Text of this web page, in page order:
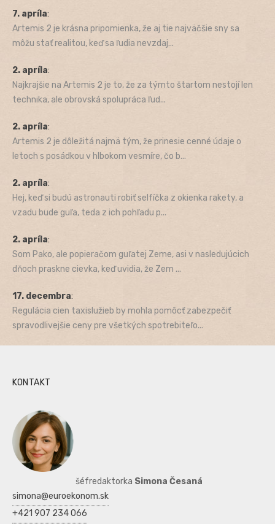
7. apríla:
Artemis 2 je krásna pripomienka, že aj tie najväčšie sny sa
môžu stať realitou, keď sa ľudia nevzdaj...
2. apríla:
Najkrajšie na Artemis 2 je to, že za týmto štartom nestojí len
technika, ale obrovská spolupráca ľud...
2. apríla:
Artemis 2 je dôležitá najmä tým, že prinesie cenné údaje o
letoch s posádkou v hlbokom vesmíre, čo b...
2. apríla:
Hej, keď si budú astronauti robiť selfíčka z okienka rakety, a
vzadu bude guľa, teda z ich pohľadu p...
2. apríla:
Som Pako, ale popieračom guľatej Zeme, asi v nasledujúcich
dňoch praskne cievka, keď uvidia, že Zem ...
17. decembra:
Regulácia cien taxislužieb by mohla pomôcť zabezpečiť
spravodlivejšie ceny pre všetkých spotrebiteľo...
KONTAKT
šéfredaktorka Simona Česaná
simona@euroekonom.sk
+421 907 234 066